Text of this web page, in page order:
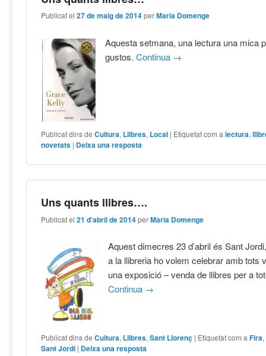
Publicat el27 de maig de 2014 perMaria Domenge
Aquesta setmana, una lectura una mica
gustos.Continua →
Publicat dins de Cultura, Llibres, Local | Etiquetat com a lectura,
novetats | Deixa una resposta
Uns quants llibres….
Publicat el21 d'abril de 2014 perMaria Domenge
Aquest dimecres 23 d’abril és Sant
a la llibreria ho volem celebrar amb tots
una exposició – venda de llibres per a
Continua →
Publicat dins de Cultura, Llibres,Sant Llorenç | Etiquetat com a Fira,
Sant Jordi | Deixa una resposta